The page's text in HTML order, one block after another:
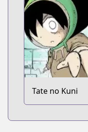
Tate no Kuni